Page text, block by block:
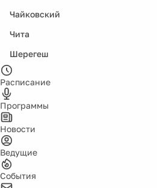
Чайковский
Чита
Шерегеш
Расписание
Программы
Новости
Ведущие
События